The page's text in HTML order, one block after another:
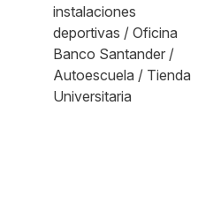
instalaciones
deportivas / Oficina
Banco Santander /
Autoescuela / Tienda
Universitaria